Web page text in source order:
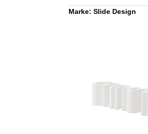
Marke: Slide Design